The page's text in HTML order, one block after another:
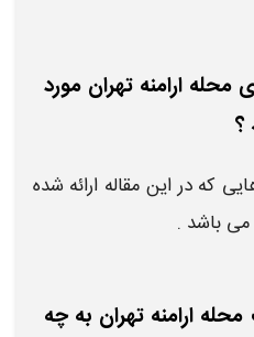
ارامنه تهران مورد
در این مقاله ارائه شده
باشد .
ارامنه تهران به چه